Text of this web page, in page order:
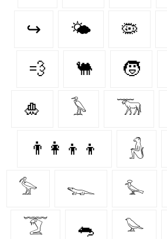
↪ 🌤️ 🦠
💨 🐫 🧒
🎍 𓅥 𓃝
👨‍👩‍👦‍👦 𓃻
𓅞 𓆊 𓅙
𓄆 🐀 𓅪